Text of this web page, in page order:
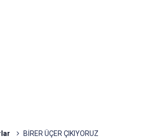
BİRER ÜÇER ÇIKIYORUZ